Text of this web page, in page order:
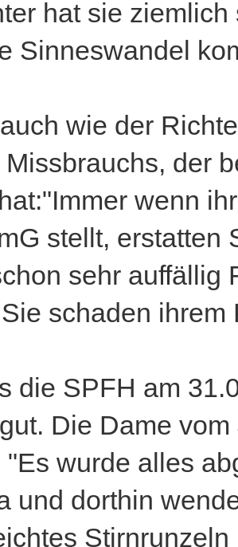
hat sie
Sinneswandel
wie der
der
wenn
stellt, erstatten
sehr auffällig
schaden ihrem
die SPFH am
Die Dame
"Es wurde alles
und dorthin
Stirnrunzeln